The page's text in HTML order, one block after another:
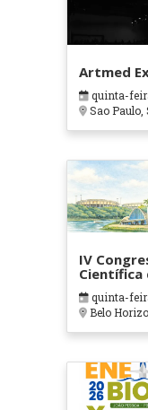
Artmed
quinta-
Sao Paulo,
IV
Científica
em
Cuidados
quinta-
Belo